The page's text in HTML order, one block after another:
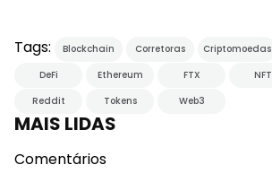
Tags: Blockchain Corretoras Criptomoedas
DeFi
Ethereum FTX NFT
Reddit
Tokens Web3
MAIS LIDAS
Comentários